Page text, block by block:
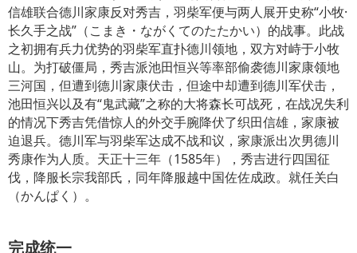
信雄联合德川家康反对秀吉，羽柴军便与两人展开史称“小牧·
长久手之战”（こまき・ながくてのたたかい）的战事。此战
之初拥有兵力优势的羽柴军直扑德川领地，双方对峙于小牧
山。为打破僵局，秀吉派池田恒兴等率部偷袭德川家康领地
三河国，但遭到德川家康伏击，但途中却遭到德川军伏击，
池田恒兴以及有“鬼武藏”之称的大将森长可战死，在战况失利
的情况下秀吉凭借惊人的外交手腕降伏了织田信雄，家康被
迫退兵。德川军与羽柴军达成不战和议，家康派出次男德川
秀康作为人质。天正十三年（1585年），秀吉进行四国征
伐，降服长宗我部氏，同年降服越中国佐佐成政。就任关白
（かんぱく）。
完成统一